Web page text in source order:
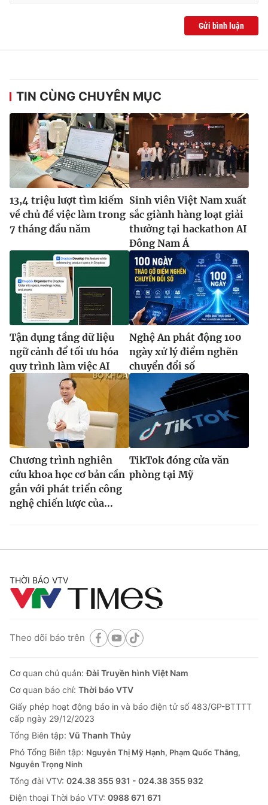
® Cấm sao chép dưới mọi hình thức nếu không có sự chấp
thuận bằng văn bản. Ghi rõ nguồn VTV.vn khi phát hành lại
thông tin từ website này.
Gửi bình luận
TIN CÙNG CHUYÊN MỤC
13,4 triệu lượt tìm kiếm
về chủ đề việc làm trong
7 tháng đầu năm
Sinh viên Việt Nam xuất
sắc giành hàng loạt giải
thưởng tại hackathon AI
Đông Nam Á
Tận dụng tầng dữ liệu
ngữ cảnh để tối ưu hóa
quy trình làm việc AI
Nghệ An phát động 100
ngày xử lý điểm nghẽn
chuyển đổi số
Chương trình nghiên
cứu khoa học cơ bản cần
gắn với phát triển công
nghệ chiến lược của...
TikTok đóng cửa văn
phòng tại Mỹ
THỜI BÁO VTV
Theo dõi báo trên
Cơ quan chủ quản:Đài Truyền hình Việt Nam
Cơ quan báo chí: Thời báo VTV
Giấy phép hoạt động báo in và báo điện tử số 483/GP-BTTTT
cấp ngày 29/12/2023
Tổng Biên tập: Vũ Thanh Thủy
Phó Tổng Biên tập: Nguyễn Thị Mỹ Hạnh, Phạm Quốc Thắng,
Nguyễn Trọng Ninh
Tổng đài VTV: 024.38 355 931 - 024.38 355 932
Ðiện thoại Thời báo VTV: 0988 671 671